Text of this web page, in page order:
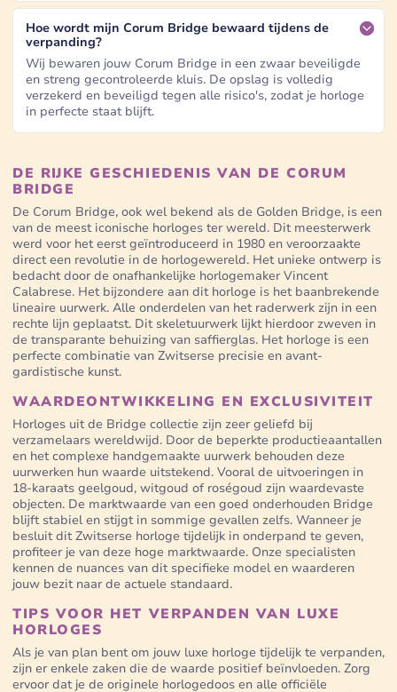
Hoe wordt mijn Corum Bridge bewaard tijdens de
verpanding?
Wij bewaren jouw Corum Bridge in een zwaar beveiligde
en streng gecontroleerde kluis. De opslag is volledig
verzekerd en beveiligd tegen alle risico's, zodat je horloge
in perfecte staat blijft.
DE RIJKE GESCHIEDENIS VAN DE CORUM
BRIDGE
De Corum Bridge, ook wel bekend als de Golden Bridge, is een
van de meest iconische horloges ter wereld. Dit meesterwerk
werd voor het eerst geïntroduceerd in 1980 en veroorzaakte
direct een revolutie in de horlogewereld. Het unieke ontwerp is
bedacht door de onafhankelijke horlogemaker Vincent
Calabrese. Het bijzondere aan dit horloge is het baanbrekende
lineaire uurwerk. Alle onderdelen van het raderwerk zijn in een
rechte lijn geplaatst. Dit skeletuurwerk lijkt hierdoor zweven in
de transparante behuizing van saffierglas. Het horloge is een
perfecte combinatie van Zwitserse precisie en avant-
gardistische kunst.
WAARDEONTWIKKELING EN EXCLUSIVITEIT
Horloges uit de Bridge collectie zijn zeer geliefd bij
verzamelaars wereldwijd. Door de beperkte productieaantallen
en het complexe handgemaakte uurwerk behouden deze
uurwerken hun waarde uitstekend. Vooral de uitvoeringen in
18-karaats geelgoud, witgoud of roségoud zijn waardevaste
objecten. De marktwaarde van een goed onderhouden Bridge
blijft stabiel en stijgt in sommige gevallen zelfs. Wanneer je
besluit dit Zwitserse horloge tijdelijk in onderpand te geven,
profiteer je van deze hoge marktwaarde. Onze specialisten
kennen de nuances van dit specifieke model en waarderen
jouw bezit naar de actuele standaard.
TIPS VOOR HET VERPANDEN VAN LUXE
HORLOGES
Als je van plan bent om jouw luxe horloge tijdelijk te verpanden,
zijn er enkele zaken die de waarde positief beïnvloeden. Zorg
ervoor dat je de originele horlogedoos en alle officiële